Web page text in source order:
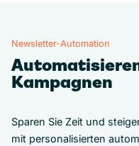
Newsletter-Automation
Kampagnen
Sparen Sie Zeit und
mit personalisierten